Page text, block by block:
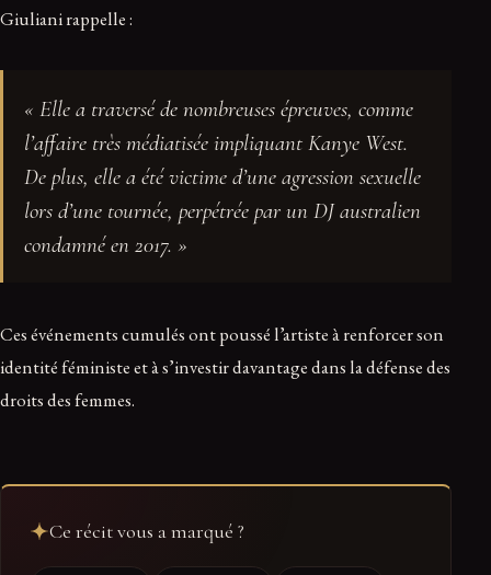
Giuliani rappelle :
« Elle a traversé de nombreuses épreuves, comme
l’affaire très médiatisée impliquant Kanye West.
De plus, elle a été victime d’une agression sexuelle
lors d’une tournée, perpétrée par un DJ australien
condamné en 2017. »
Ces événements cumulés ont poussé l’artiste à renforcer son
identité féministe et à s’investir davantage dans la défense des
droits des femmes.
Ce récit vous a marqué ?